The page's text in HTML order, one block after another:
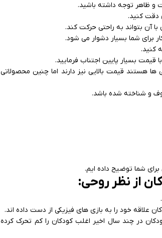
و ظاهر توجه داشته باشید.
دقت کنید.
برای شما بسیار دشوار می شود.
کنید.
بسیار پایین اجتناب فرمایید.
هستند قیمت بالایی نیز دارند اما چنین محصولاتی
و شناخته شده باشد.
شما توضیح داده ایم.
از نظر روحی:
علاقه خود را به بازی های فیزیکی از دست داده اند.
در چند سال اخیر اغلب کودکان را کم تحرک کرده